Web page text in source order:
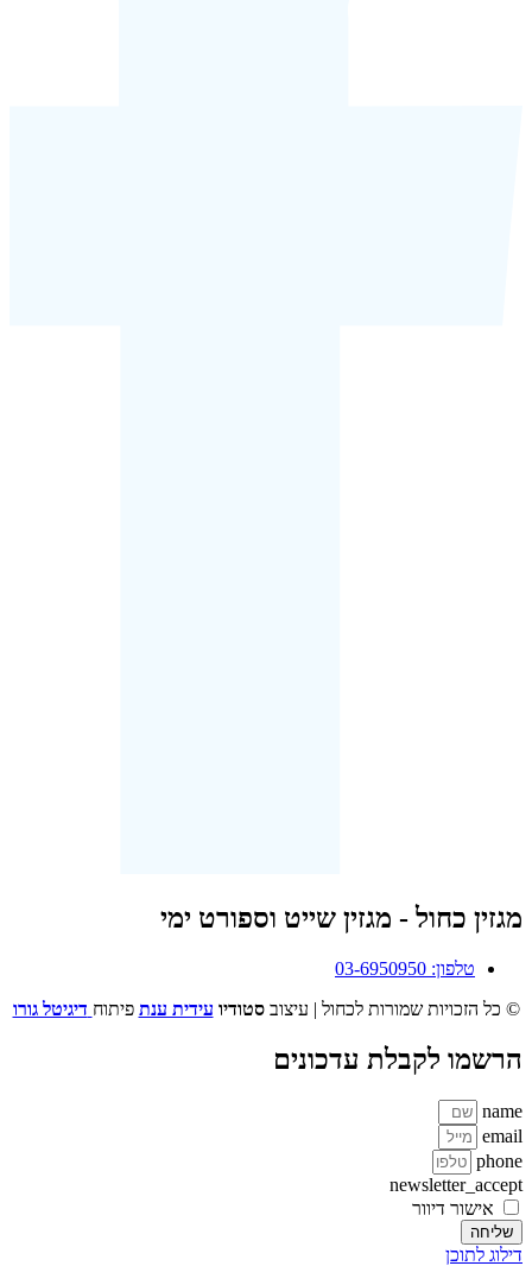
מגזין כחול - מגזין שייט וספורט ימי
טלפון: 03-6950950
© כל הזכויות שמורות לכחול | עיצובסטודיו עידית ענת פיתוח דיגיטל גורו
הרשמו לקבלת עדכונים
name
email
phone
newsletter_accept
אישור דיוור
שליחה
דילוג לתוכן